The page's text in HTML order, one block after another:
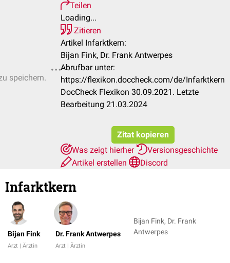
speichern.
Teilen
Loading...
Zitieren
Artikel Infarktkern:
Bijan Fink, Dr. Frank Antwerpes
Abrufbar unter:
https://flexikon.doccheck.com/de/Infarktkern
DocCheck Flexikon 30.09.2021. Letzte
Bearbeitung 21.03.2024
Zitat kopieren
Was zeigt hierher
Versionsgeschichte
Artikel erstellen
Discord
Infarktkern
Bijan Fink
Arzt | Ärztin
Dr. Frank Antwerpes
Arzt | Ärztin
Bijan Fink, Dr. Frank
Antwerpes